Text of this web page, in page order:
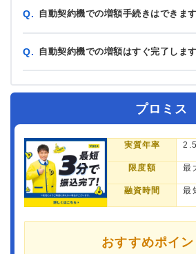
Q. 自動契約機での増額手続きはできま
Q. 自動契約機での増額はすぐ完了しま
プロミス
実質年率
限度額 最
融資時間 最
おすすめポイン